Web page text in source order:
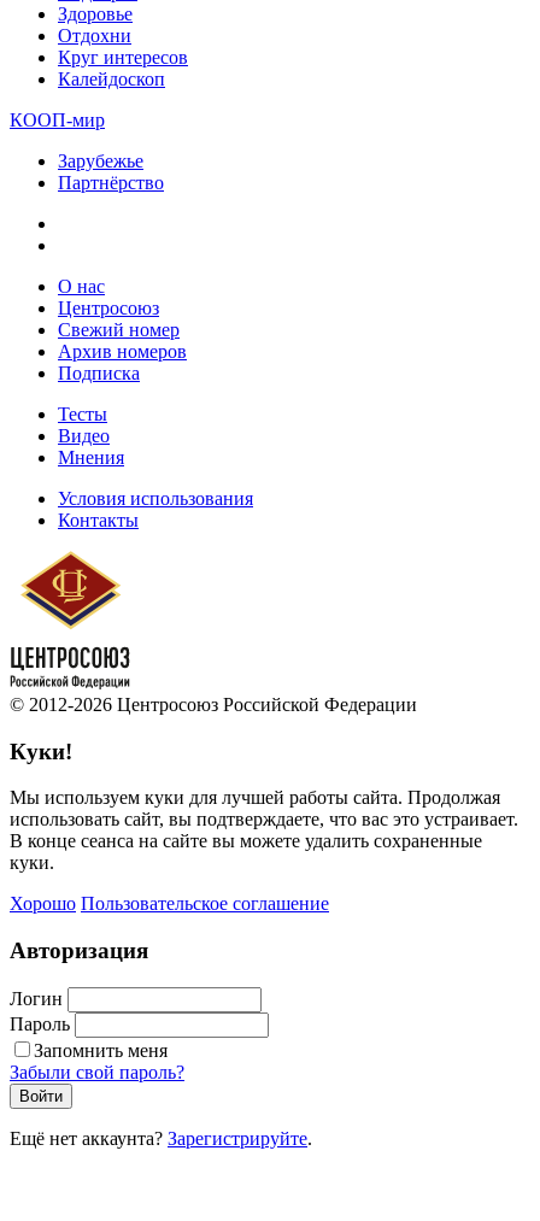
Здоровье
Отдохни
Круг интересов
Калейдоскоп
КООП-мир
Зарубежье
Партнёрство
О нас
Центросоюз
Свежий номер
Архив номеров
Подписка
Тесты
Видео
Мнения
Условия использования
Контакты
© 2012-2026 Центросоюз Российской Федерации
Куки!
Мы используем куки для лучшей работы сайта. Продолжая
использовать сайт, вы подтверждаете, что вас это устраивает.
В конце сеанса на сайте вы можете удалить сохраненные
куки.
Хорошо Пользовательское соглашение
Авторизация
Логин
Пароль
Запомнить меня
Забыли свой пароль?
Войти
Ещё нет аккаунта? Зарегистрируйте.